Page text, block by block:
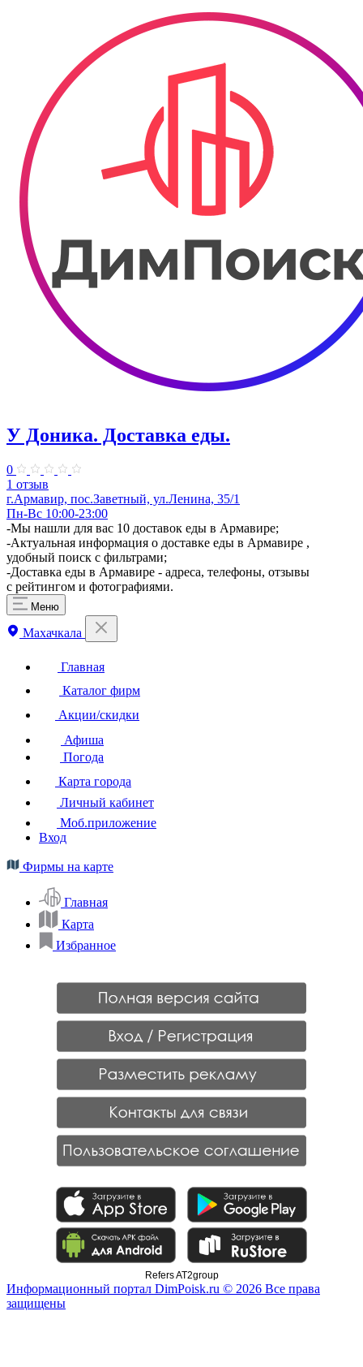
У Доника. Доставка еды.
0
1 отзыв
г.Армавир, пос.Заветный, ул.Ленина, 35/1
Пн-Вс 10:00-23:00
-Мы нашли для вас 10 доставок еды в Армавире;
-Актуальная информация о доставке еды в Армавире ,
удобный поиск с фильтрами;
-Доставка еды в Армавире - адреса, телефоны, отзывы
с рейтингом и фотографиями.
Меню
Махачкала
Главная
Каталог фирм
Акции/скидки
Афиша
Погода
Карта города
Личный кабинет
Моб.приложение
Вход
Фирмы на карте
Главная
Карта
Избранное
Refers AT2group
Информационный портал DimPoisk.ru © 2026 Все права
защищены